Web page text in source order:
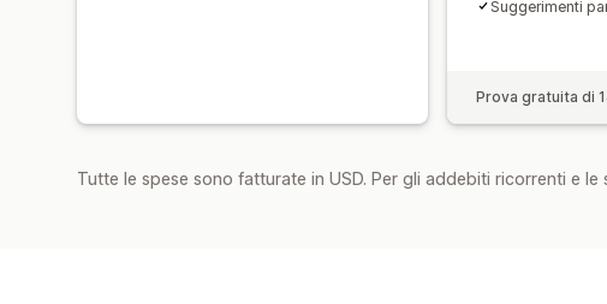
Suggerimenti
Prova gratuita di
Tutte le spese sono fatturate in USD. Per gli addebiti ricorrenti e